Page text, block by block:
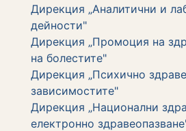
Дирекция „Аналитични и
дейности"
Дирекция „Промоция на
на болестите"
Дирекция „Психично
зависимостите"
Дирекция „Национални
електронно